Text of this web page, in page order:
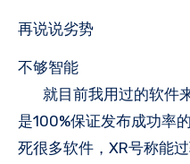
再说说劣势
不够智能
就目前我用过的软件
是100%保证发布成功率
死很多软件，XR号称能